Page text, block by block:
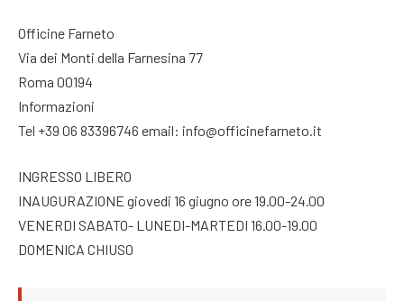
Officine Farneto
Via dei Monti della Farnesina 77
Roma 00194
Informazioni
Tel +39 06 83396746 email: info@officinefarneto.it
INGRESSO LIBERO
INAUGURAZIONE giovedi 16 giugno ore 19.00-24.00
VENERDI SABATO- LUNEDI-MARTEDI 16.00-19.00
DOMENICA CHIUSO